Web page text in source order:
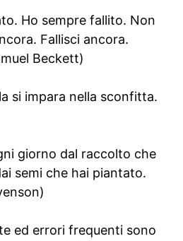
Ho sempre fallito. Non
Fallisci ancora.
Beckett)
si impara nella sconfitta.
giorno dal raccolto che
semi che hai piantato.
ed errori frequenti sono